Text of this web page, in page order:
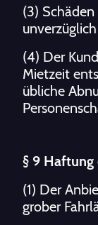
(3)
(4) Der
Mietzeit
übliche
§ 9 Haftung
(1) Der
grober